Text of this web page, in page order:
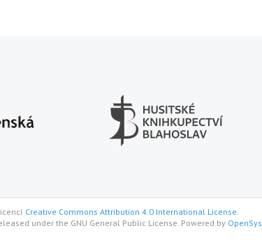
Creative Commons Attribution 4.0 International License.
under the GNU General Public License. Powered by OpenSys